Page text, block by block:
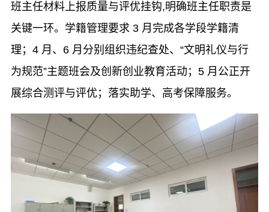
班主任材料上报质量与评优挂钩,明确班主任职责是
关键一环。学籍管理要求 3 月完成各学段学籍清
理； 4 月、6 月 分别 组织违纪查处、 “文明礼仪与行
为规范”主题班会及创新创业教育活动； 5 月公正开
展综合测评与评优；落实助学、高考保障服务。